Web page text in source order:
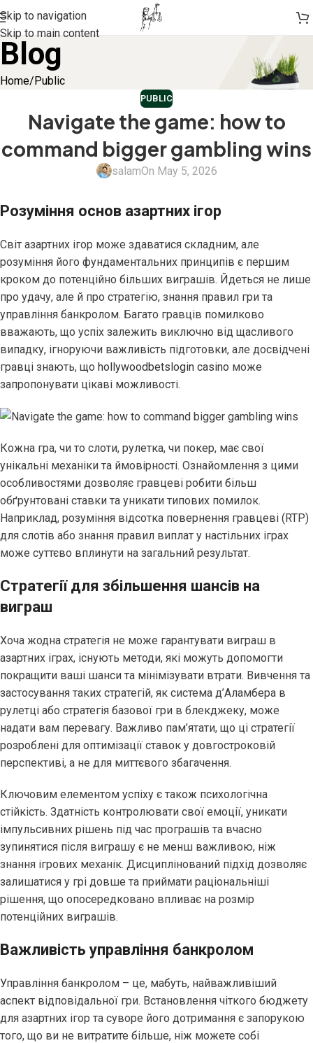
Skip to navigation
Skip to main content
Blog
Home Public
PUBLIC
Navigate the game: how to
command bigger gambling wins
salamOn May 5, 2026
Розуміння основ азартних ігор
Світ азартних ігор може здаватися складним, але
розуміння його фундаментальних принципів є першим
кроком до потенційно більших виграшів. Йдеться не лише
про удачу, але й про стратегію, знання правил гри та
управління банкролом. Багато гравців помилково
вважають, що успіх залежить виключно від щасливого
випадку, ігноруючи важливість підготовки, але досвідчені
гравці знають, що hollywoodbetslogin casino може
запропонувати цікаві можливості.
Кожна гра, чи то слоти, рулетка, чи покер, має свої
унікальні механіки та ймовірності. Ознайомлення з цими
особливостями дозволяє гравцеві робити більш
обґрунтовані ставки та уникати типових помилок.
Наприклад, розуміння відсотка повернення гравцеві (RTP)
для слотів або знання правил виплат у настільних іграх
може суттєво вплинути на загальний результат.
Стратегії для збільшення шансів на
виграш
Хоча жодна стратегія не може гарантувати виграш в
азартних іграх, існують методи, які можуть допомогти
покращити ваші шанси та мінімізувати втрати. Вивчення та
застосування таких стратегій, як система д’Аламбера в
рулетці або стратегія базової гри в блекджеку, може
надати вам перевагу. Важливо пам’ятати, що ці стратегії
розроблені для оптимізації ставок у довгостроковій
перспективі, а не для миттєвого збагачення.
Ключовим елементом успіху є також психологічна
стійкість. Здатність контролювати свої емоції, уникати
імпульсивних рішень під час програшів та вчасно
зупинятися після виграшу є не менш важливою, ніж
знання ігрових механік. Дисциплінований підхід дозволяє
залишатися у грі довше та приймати раціональніші
рішення, що опосередковано впливає на розмір
потенційних виграшів.
Важливість управління банкролом
Управління банкролом – це, мабуть, найважливіший
аспект відповідальної гри. Встановлення чіткого бюджету
для азартних ігор та суворе його дотримання є запорукою
того, що ви не витратите більше, ніж можете собі